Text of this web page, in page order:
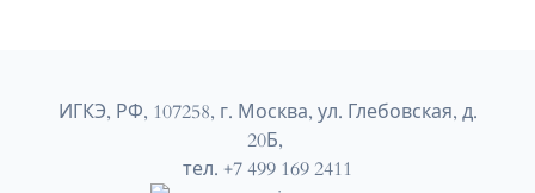
ИГКЭ, РФ, 107258, г. Москва, ул. Глебовская, д.
20Б,
тел. +7 499 169 2411